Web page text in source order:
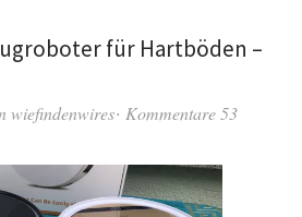
für Hartböden –
wiefindenwires Kommentare 53